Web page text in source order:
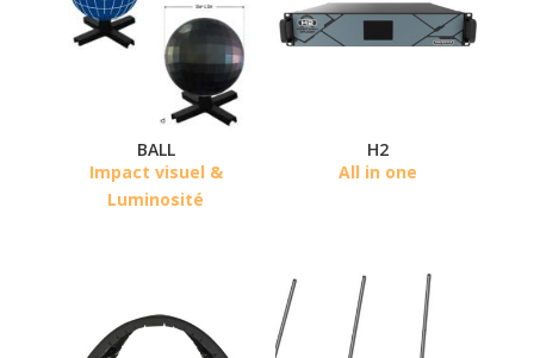
BALL
Impact visuel &
Luminosité
H2
All in one